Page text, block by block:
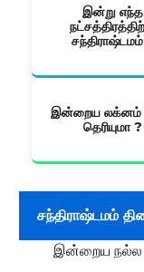
இன்று எந்த
இன்றைய
தெரியுமா ?
சந்திராஷ்டமம்
இன்றைய நல்ல